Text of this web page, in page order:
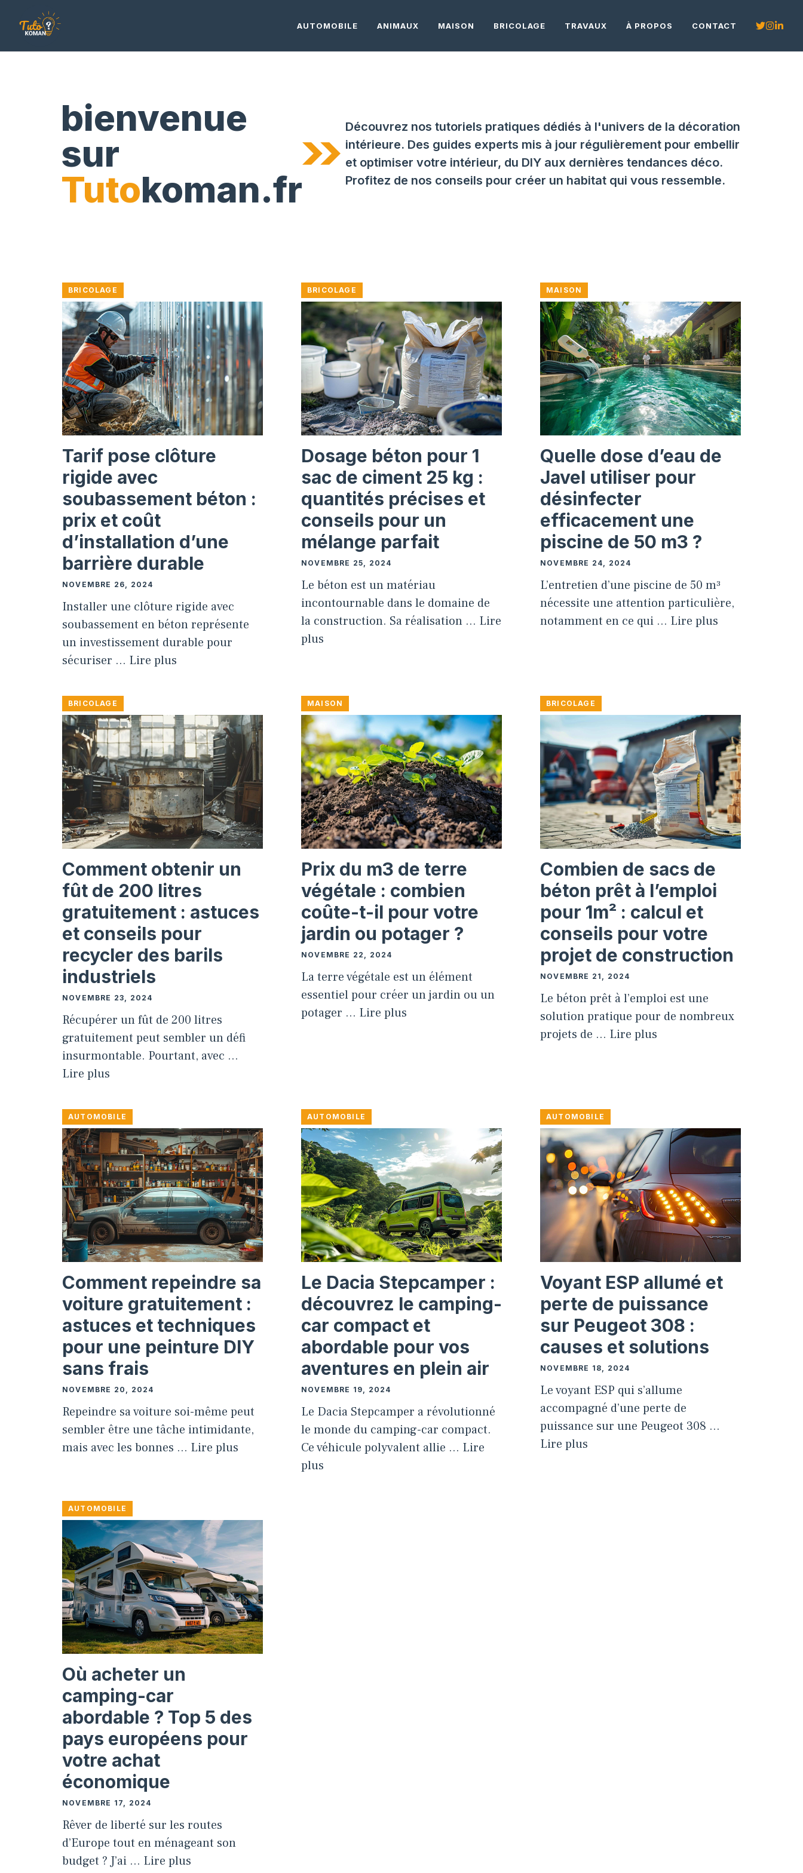
AUTOMOBILE ANIMAUX MAISON BRICOLAGE TRAVAUX À PROPOS CONTACT
bienvenue
sur
Tutokoman.fr
Découvrez nos tutoriels pratiques dédiés à l'univers de la décoration
intérieure. Des guides experts mis à jour régulièrement pour embellir
et optimiser votre intérieur, du DIY aux dernières tendances déco.
Profitez de nos conseils pour créer un habitat qui vous ressemble.
BRICOLAGE
Tarif pose clôture
rigide avec
soubassement béton :
prix et coût
d’installation d’une
barrière durable
NOVEMBRE 26, 2024
Installer une clôture rigide avec
soubassement en béton représente
un investissement durable pour
sécuriser … Lire plus
BRICOLAGE
Dosage béton pour 1
sac de ciment 25 kg :
quantités précises et
conseils pour un
mélange parfait
NOVEMBRE 25, 2024
Le béton est un matériau
incontournable dans le domaine de
la construction. Sa réalisation … Lire
plus
MAISON
Quelle dose d’eau de
Javel utiliser pour
désinfecter
efficacement une
piscine de 50 m3 ?
NOVEMBRE 24, 2024
L’entretien d’une piscine de 50 m³
nécessite une attention particulière,
notamment en ce qui … Lire plus
BRICOLAGE
Comment obtenir un
fût de 200 litres
gratuitement : astuces
et conseils pour
recycler des barils
industriels
NOVEMBRE 23, 2024
Récupérer un fût de 200 litres
gratuitement peut sembler un défi
insurmontable. Pourtant, avec …
Lire plus
MAISON
Prix du m3 de terre
végétale : combien
coûte-t-il pour votre
jardin ou potager ?
NOVEMBRE 22, 2024
La terre végétale est un élément
essentiel pour créer un jardin ou un
potager … Lire plus
BRICOLAGE
Combien de sacs de
béton prêt à l’emploi
pour 1m² : calcul et
conseils pour votre
projet de construction
NOVEMBRE 21, 2024
Le béton prêt à l’emploi est une
solution pratique pour de nombreux
projets de … Lire plus
AUTOMOBILE
Comment repeindre sa
voiture gratuitement :
astuces et techniques
pour une peinture DIY
sans frais
NOVEMBRE 20, 2024
Repeindre sa voiture soi-même peut
sembler être une tâche intimidante,
mais avec les bonnes … Lire plus
AUTOMOBILE
Le Dacia Stepcamper :
découvrez le camping-
car compact et
abordable pour vos
aventures en plein air
NOVEMBRE 19, 2024
Le Dacia Stepcamper a révolutionné
le monde du camping-car compact.
Ce véhicule polyvalent allie … Lire
plus
AUTOMOBILE
Voyant ESP allumé et
perte de puissance
sur Peugeot 308 :
causes et solutions
NOVEMBRE 18, 2024
Le voyant ESP qui s’allume
accompagné d’une perte de
puissance sur une Peugeot 308 …
Lire plus
AUTOMOBILE
Où acheter un
camping-car
abordable ? Top 5 des
pays européens pour
votre achat
économique
NOVEMBRE 17, 2024
Rêver de liberté sur les routes
d’Europe tout en ménageant son
budget ? J’ai … Lire plus